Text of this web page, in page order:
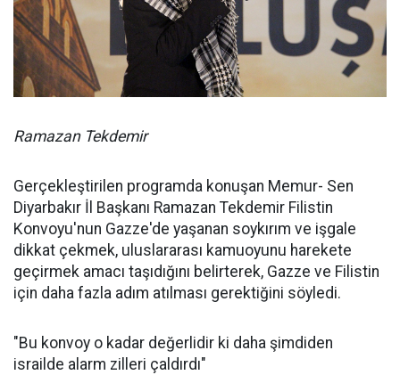
Ramazan Tekdemir
Gerçekleştirilen programda konuşan Memur- Sen
Diyarbakır İl Başkanı Ramazan Tekdemir Filistin
Konvoyu'nun Gazze'de yaşanan soykırım ve işgale
dikkat çekmek, uluslararası kamuoyunu harekete
geçirmek amacı taşıdığını belirterek, Gazze ve Filistin
için daha fazla adım atılması gerektiğini söyledi.
"Bu konvoy o kadar değerlidir ki daha şimdiden
israilde alarm zilleri çaldırdı"